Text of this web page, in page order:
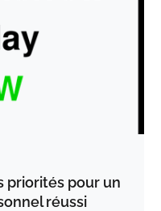
priorités pour un
réussi